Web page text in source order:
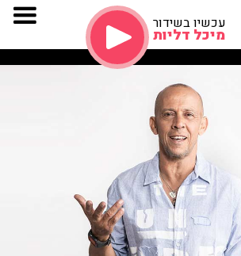
עכשיו בשידור
מיכל דליות